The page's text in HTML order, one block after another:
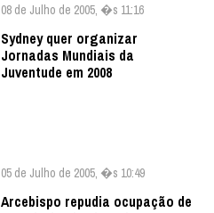
08 de Julho de 2005, �s 11:16
Sydney quer organizar
Jornadas Mundiais da
Juventude em 2008
05 de Julho de 2005, �s 10:49
Arcebispo repudia ocupação de